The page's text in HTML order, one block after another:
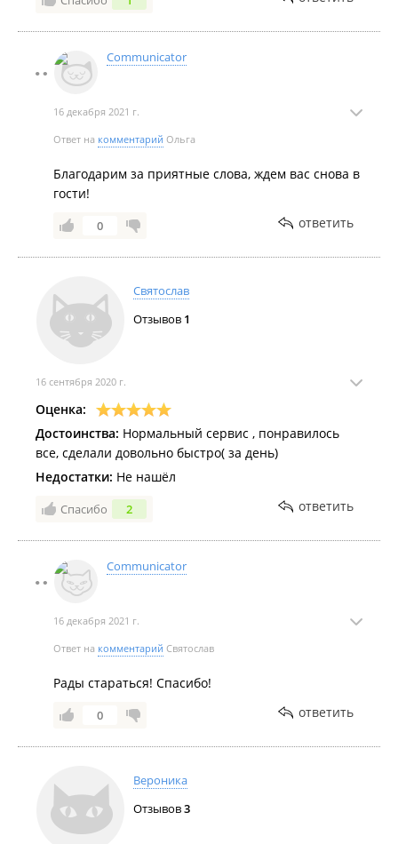
Процветания!Communicator
16 декабря 2021 г.
Ответ на комментарий Ольга
Благодарим за приятные слова, ждем вас снова в
гости!
0 ответить
Святослав
Отзывов 1
16 сентября 2020 г.
Оценка:
Достоинства: Нормальный сервис , понравилось
все, сделали довольно быстро( за день)
Недостатки: Не нашёл
Спасибо 2 ответить
Communicator
16 декабря 2021 г.
Ответ на комментарий Святослав
Рады стараться! Спасибо!
0 ответить
Вероника
Отзывов3